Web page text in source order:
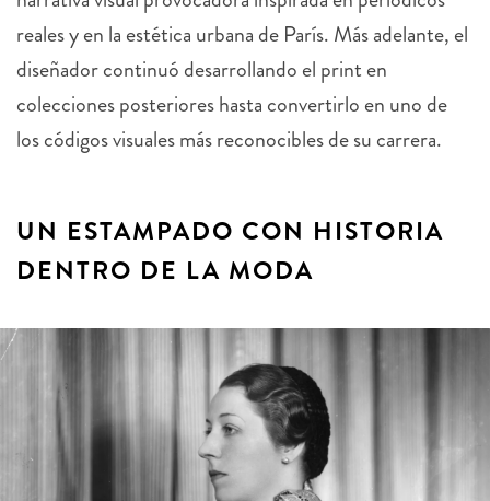
reales y en la estética urbana de París. Más adelante, el
diseñador continuó desarrollando el print en
colecciones posteriores hasta convertirlo en uno de
los códigos visuales más reconocibles de su carrera.
UN ESTAMPADO CON HISTORIA
DENTRO DE LA MODA